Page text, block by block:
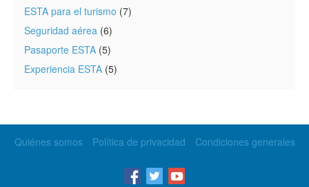
ESTA para el turismo (7)
Seguridad aérea (6)
Pasaporte ESTA (5)
Experiencia ESTA (5)
Quiénes somos Política de privacidad Condiciones generales